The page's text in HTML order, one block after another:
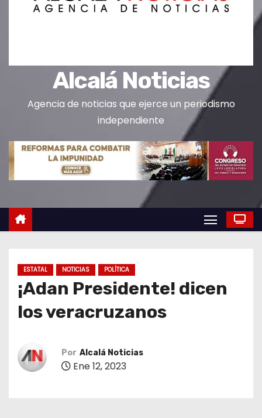
Alcalá Noticias
Agencia de noticias que ejerce un periodismo
independiente
ESTATAL NOTICIAS POLÍTICA
¡Adan Presidente! dicen
los veracruzanos
Por Alcalá Noticias
Ene 12, 2023